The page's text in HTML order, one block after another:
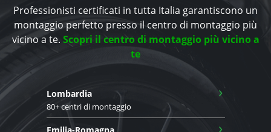
Professionisti certificati in tutta Italia garantiscono un
montaggio perfetto presso il centro di montaggio più
vicino a te. Scopri il centro di montaggio più vicino a
te
Lombardia
80+ centri di montaggio
›
›